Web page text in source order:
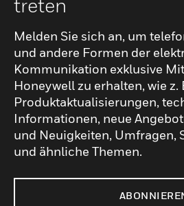
treten
Melden Sie sich an, um
und andere Formen der
Kommunikation exklusive
Honeywell zu erhalten, wie z.
Produktaktualisierungen,
Informationen, neue
und Neuigkeiten, Umfragen,
und ähnliche Themen.